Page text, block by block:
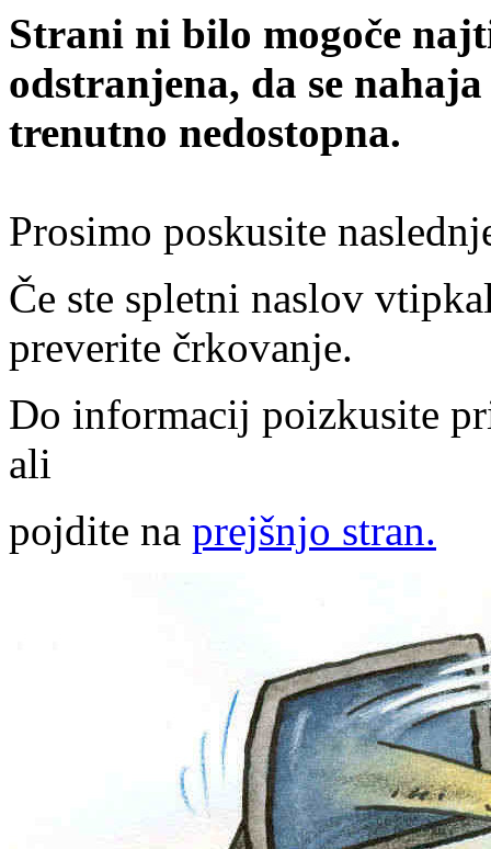
Strani ni bilo mogoče
odstranjena, da se
trenutno nedostopna.
Prosimo poskusite
Če ste spletni naslov
preverite črkovanje.
Do informacij poizkusite
ali
pojdite na prejšnjo stran.